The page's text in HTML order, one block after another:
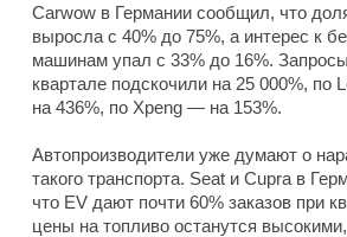
Carwow в Германии сообщил, что
выросла с 40% до 75%, а интерес к
машинам упал с 33% до 16%.
квартале подскочили на 25 000%, по
на 436%, по Xpeng — на 153%.
Автопроизводители уже думают о
такого транспорта. Seat и Cupra в
что EV дают почти 60% заказов при
цены на топливо останутся